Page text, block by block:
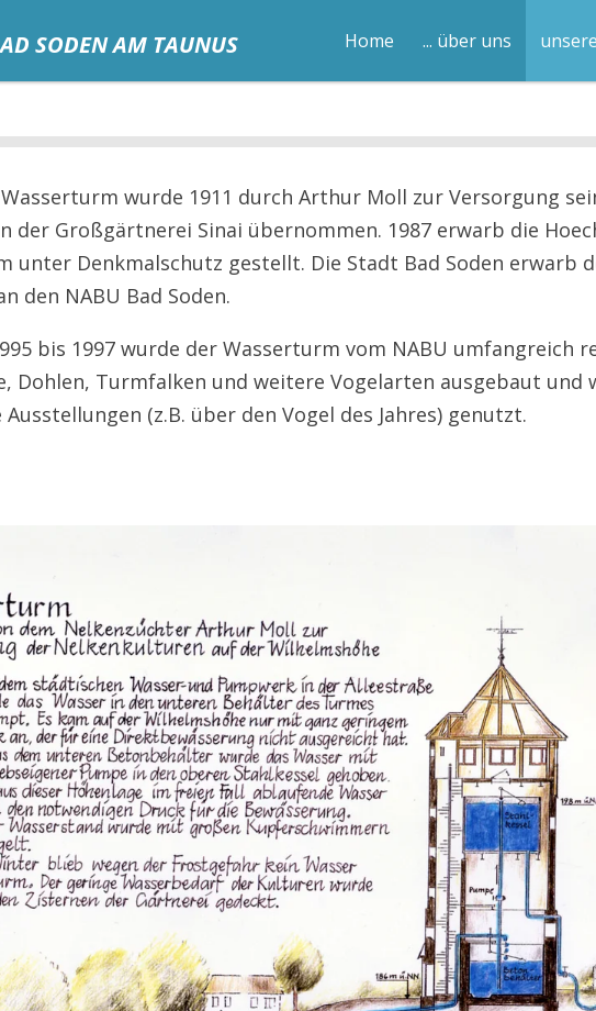
SODEN AM TAUNUS Home ... über uns
wurde 1911 durch Arthur Moll zur Versorgung
der Großgärtnerei Sinai übernommen. 1987 erwarb die
unter Denkmalschutz gestellt. Die Stadt Bad Soden erwarb
den NABU Bad Soden.
bis 1997 wurde der Wasserturm vom NABU
Dohlen, Turmfalken und weitere Vogelarten ausgebaut und
(z.B. über den Vogel des Jahres) genutzt.